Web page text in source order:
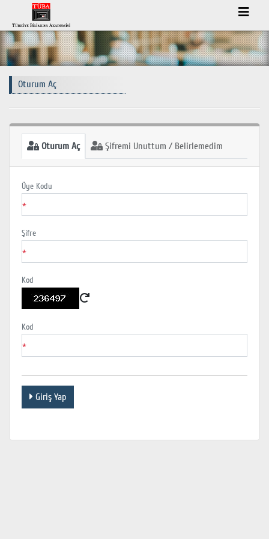
Oturum Aç
Oturum Aç Şifremi Unuttum / Belirlemedim
Üye Kodu
*
Şifre
*
Kod
Kod
*
Giriş Yap